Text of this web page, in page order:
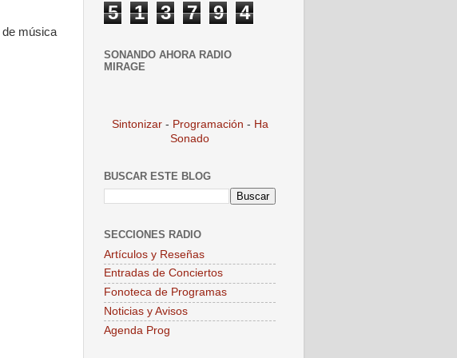
de música
5 1 3 7 9 4
SONANDO AHORA RADIO
MIRAGE
Sintonizar - Programación - Ha
Sonado
BUSCAR ESTE BLOG
SECCIONES RADIO
Artículos y Reseñas
Entradas de Conciertos
Fonoteca de Programas
Noticias y Avisos
Agenda Prog